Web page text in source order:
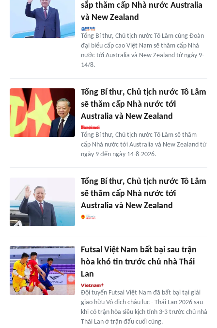
sắp thăm cấp Nhà nước Australia
và New Zealand
Tổng Bí thư, Chủ tịch nước Tô Lâm cùng Đoàn
đại biểu cấp cao Việt Nam sẽ thăm cấp Nhà
nước tới Australia và New Zealand từ ngày 9-
14/8.
Tổng Bí thư, Chủ tịch nước Tô Lâm
sẽ thăm cấp Nhà nước tới
Australia và New Zealand
Tổng Bí thư, Chủ tịch nước Tô Lâm sẽ thăm
cấp Nhà nước tới Australia và New Zealand từ
ngày 9 đến ngày 14-8-2026.
Tổng Bí thư, Chủ tịch nước Tô Lâm
sẽ thăm cấp Nhà nước tới
Australia và New Zealand
Futsal Việt Nam bất bại sau trận
hòa khó tin trước chủ nhà Thái
Lan
Đội tuyển Futsal Việt Nam đã bất bại tại giải
giao hữu Vô địch châu lục - Thái Lan 2026 sau
khi có trận hòa siêu kịch tính 3-3 trước chủ nhà
Thái Lan ở trận đấu cuối cùng.